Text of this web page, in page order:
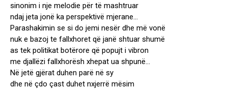
sinonim i nje melodie për të mashtruar
ndaj jeta jonë ka perspektivë mjerane…
Parashakimin se si do jemi nesër dhe më vonë
nuk e bazoj te fallxhoret që janë shtuar shumë
as tek politikat botërore që popujt i vibron
me djallëzi fallxhorësh xhepat ua shpunë…
Në jetë gjërat duhen parë në sy
dhe në çdo çast duhet nxjerrë mësim